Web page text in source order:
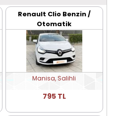
Renault Clio Benzin /
Otomatik
Manisa, Salihli
795 TL